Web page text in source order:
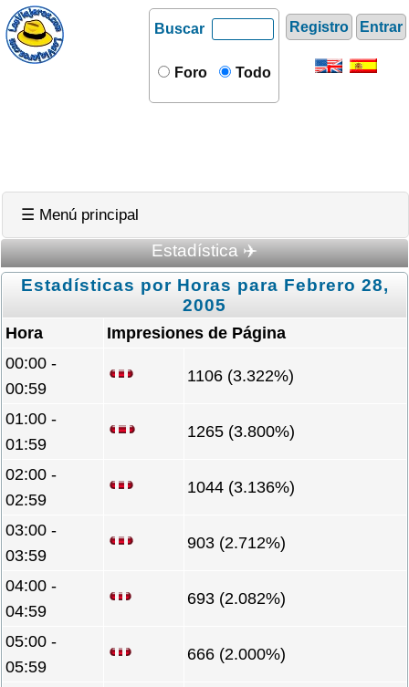
Registro Entrar
Buscar
Foro Todo
☰ Menú principal
Estadística ✈️
Estadísticas por Horas para Febrero 28,
2005
Hora
Impresiones de Página
00:00 -
00:59
1106 (3.322%)
01:00 -
01:59
1265 (3.800%)
02:00 -
02:59
1044 (3.136%)
03:00 -
03:59
903 (2.712%)
04:00 -
04:59
693 (2.082%)
05:00 -
05:59
666 (2.000%)